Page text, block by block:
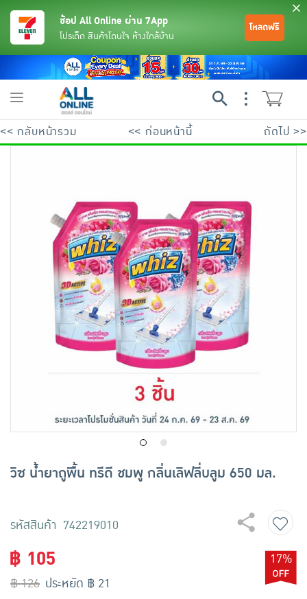
เครื่องดื่มและผงชงดื่ม
เครื่องปรุงรสและของแห้ง
ขนมขบเคี้ยว และช็อคโกแลต
พระเครื่อง test pop
ช้อป All Online ผ่าน 7App
โปรเด็ด สินค้าโดนใจ ห้างใกล้บ้าน
โหลดฟรี
Toggle
<< กลับหน้ารวม << ก่อนหน้านี้ ถัดไป >>
วิซ น้ำยาถูพื้น ทรีดี ชมพู กลิ่นเลิฟลี่บลูม 650 มล.
รหัสสินค้า 742219010
฿ 105
฿ 126
17%
ประหยัด ฿ 21